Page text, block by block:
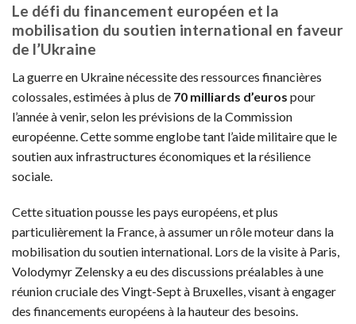
Le défi du financement européen et la
mobilisation du soutien international en faveur
de l’Ukraine
La guerre en Ukraine nécessite des ressources financières
colossales, estimées à plus de 70 milliards d’euros pour
l’année à venir, selon les prévisions de la Commission
européenne. Cette somme englobe tant l’aide militaire que le
soutien aux infrastructures économiques et la résilience
sociale.
Cette situation pousse les pays européens, et plus
particulièrement la France, à assumer un rôle moteur dans la
mobilisation du soutien international. Lors de la visite à Paris,
Volodymyr Zelensky a eu des discussions préalables à une
réunion cruciale des Vingt-Sept à Bruxelles, visant à engager
des financements européens à la hauteur des besoins.